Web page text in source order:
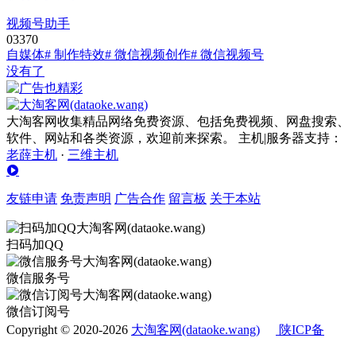
视频号助手
03370
自媒体# 制作特效# 微信视频创作# 微信视频号
没有了
大淘客网收集精品网络免费资源、包括免费视频、网盘搜索、
软件、网站和各类资源，欢迎前来探索。 主机|服务器支持：
老薛主机 · 三维主机
友链申请 免责声明 广告合作 留言板 关于本站
扫码加QQ
微信服务号
微信订阅号
Copyright © 2020-2026 大淘客网(dataoke.wang)
陕ICP备